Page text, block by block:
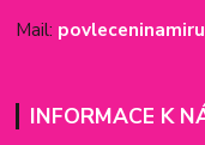
Mail:
INFORMACE K